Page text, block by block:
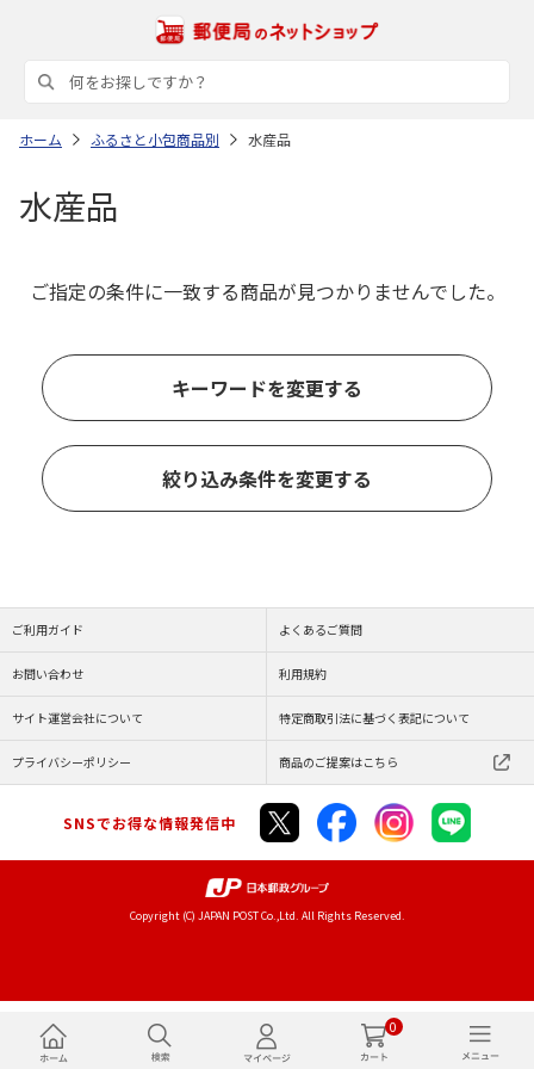
0
ホーム ふるさと小包商品別 水産品
水産品
ご指定の条件に一致する商品が見つかりませんでした。
キーワードを変更する
絞り込み条件を変更する
ご利用ガイド よくあるご質問
お問い合わせ 利用規約
サイト運営会社について 特定商取引法に基づく表記について
プライバシーポリシー 商品のご提案はこちら
SNSでお得な情報発信中
Copyright (C) JAPAN POST Co.,Ltd. All Rights Reserved.